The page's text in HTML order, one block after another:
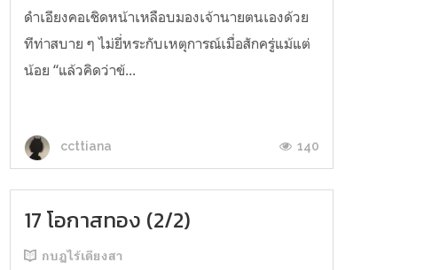
ดำเอียงคอเชิดหน้าเหลือบมองเจ้านายตนเองด้วย
ทีท่าสบาย ๆ ไม่ยี่หระกับเหตุการณ์เมื่อสักครู่แม้แต่
น้อย “แล้วคิดว่าข้...
ccttiana 140
17 โอกาสทอง (2/2)
กบฏไร้เดียงสา